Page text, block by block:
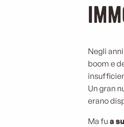
Negli
boom e
Un gran
erano
Ma fu a